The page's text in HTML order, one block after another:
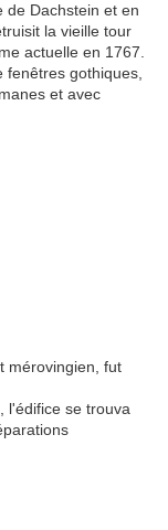
de Dachstein et en
la vieille tour
actuelle en 1767.
gothiques,
et avec
mérovingien, fut
l'édifice se trouva